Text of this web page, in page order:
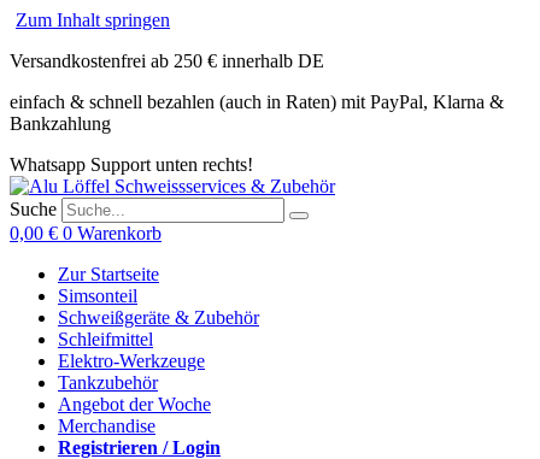
Zum Inhalt springen
Versandkostenfrei ab 250 € innerhalb DE
einfach & schnell bezahlen (auch in Raten) mit PayPal, Klarna &
Bankzahlung
Whatsapp Support unten rechts!
Suche
0,00 € 0 Warenkorb
Zur Startseite
Simsonteil
Schweißgeräte & Zubehör
Schleifmittel
Elektro-Werkzeuge
Tankzubehör
Angebot der Woche
Merchandise
Registrieren / Login